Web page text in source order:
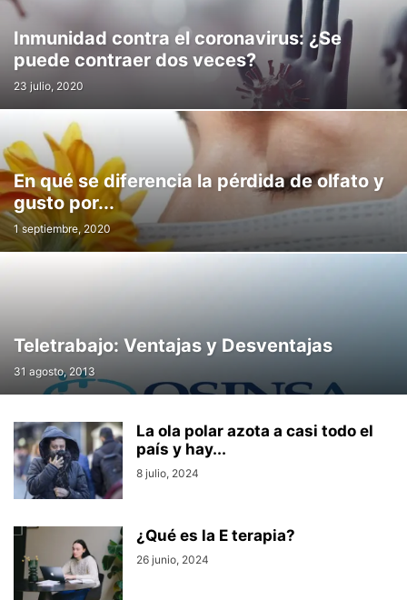
Inmunidad contra el coronavirus: ¿Se
puede contraer dos veces?
23 julio, 2020
En qué se diferencia la pérdida de olfato y
gusto por...
1 septiembre, 2020
Teletrabajo: Ventajas y Desventajas
31 agosto, 2013
La ola polar azota a casi todo el
país y hay...
8 julio, 2024
¿Qué es la E terapia?
26 junio, 2024